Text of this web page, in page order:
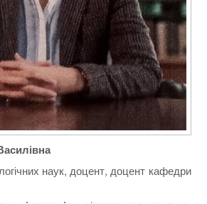
наук, доцент, доцент кафедри